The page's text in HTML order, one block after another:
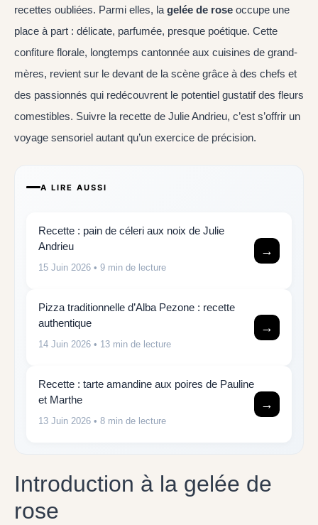
recettes oubliées. Parmi elles, la gelée de rose occupe une
place à part : délicate, parfumée, presque poétique. Cette
confiture florale, longtemps cantonnée aux cuisines de grand-
mères, revient sur le devant de la scène grâce à des chefs et
des passionnés qui redécouvrent le potentiel gustatif des fleurs
comestibles. Suivre la recette de Julie Andrieu, c’est s’offrir un
voyage sensoriel autant qu’un exercice de précision.
A LIRE AUSSI
Recette : pain de céleri aux noix de Julie
Andrieu
15 Juin 2026 • 9 min de lecture
→
Pizza traditionnelle d’Alba Pezone : recette
authentique
14 Juin 2026 • 13 min de lecture
→
Recette : tarte amandine aux poires de Pauline
et Marthe
13 Juin 2026 • 8 min de lecture
→
Introduction à la gelée de
rose